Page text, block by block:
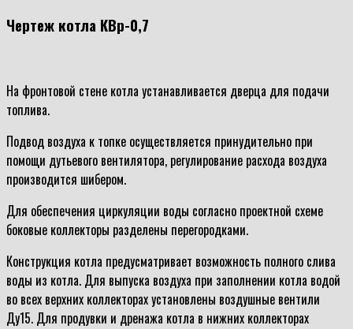
Чертеж котла КВр-0,7
На фронтовой стене котла устанавливается дверца для подачи
топлива.
Подвод воздуха к топке осуществляется принудительно при
помощи дутьевого вентилятора, регулирование расхода воздуха
производится шибером.
Для обеспечения циркуляции воды согласно проектной схеме
боковые коллекторы разделены перегородками.
Конструкция котла предусматривает возможность полного слива
воды из котла. Для выпуска воздуха при заполнении котла водой
во всех верхних коллекторах установлены воздушные вентили
Ду15. Для продувки и дренажа котла в нижних коллекторах